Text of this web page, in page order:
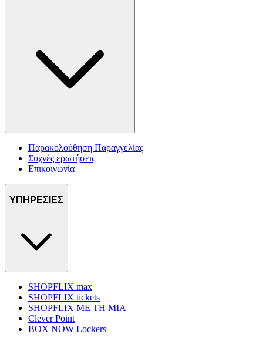
Παρακολούθηση Παραγγελίας
Συχνές ερωτήσεις
Επικοινωνία
ΥΠΗΡΕΣΙΕΣ
SHOPFLIX max
SHOPFLIX tickets
SHOPFLIX ΜΕ ΤΗ ΜΙΑ
Clever Point
BOX NOW Lockers